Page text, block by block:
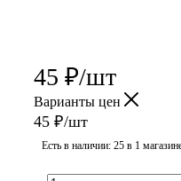
45 ₽/шт
Варианты цен
45 ₽/шт
Есть в наличии: 25 в 1